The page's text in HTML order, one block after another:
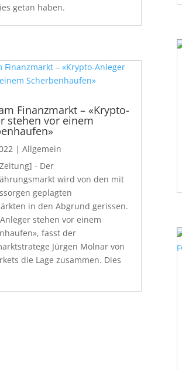
getan haben.
Finanzmarkt – «Krypto-
stehen vor einem
| Allgemein
- Der
wird von den mit
geplagten
in den Abgrund gerissen.
stehen vor einem
fasst der
Jürgen Molnar von
die Lage zusammen. Dies